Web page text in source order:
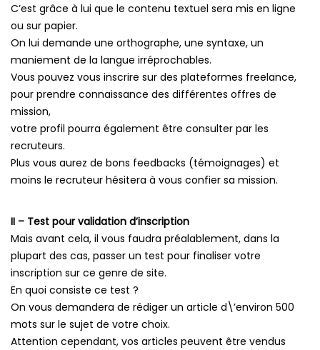
C’est grâce à lui que le contenu textuel sera mis en ligne
ou sur papier.
On lui demande une orthographe, une syntaxe, un
maniement de la langue irréprochables.
Vous pouvez vous inscrire sur des plateformes freelance,
pour prendre connaissance des différentes offres de
mission,
votre profil pourra également être consulter par les
recruteurs.
Plus vous aurez de bons feedbacks (témoignages) et
moins le recruteur hésitera à vous confier sa mission.
II – Test pour validation d’inscription
Mais avant cela, il vous faudra préalablement, dans la
plupart des cas, passer un test pour finaliser votre
inscription sur ce genre de site.
En quoi consiste ce test ?
On vous demandera de rédiger un article d\’environ 500
mots sur le sujet de votre choix.
Attention cependant, vos articles peuvent être vendus